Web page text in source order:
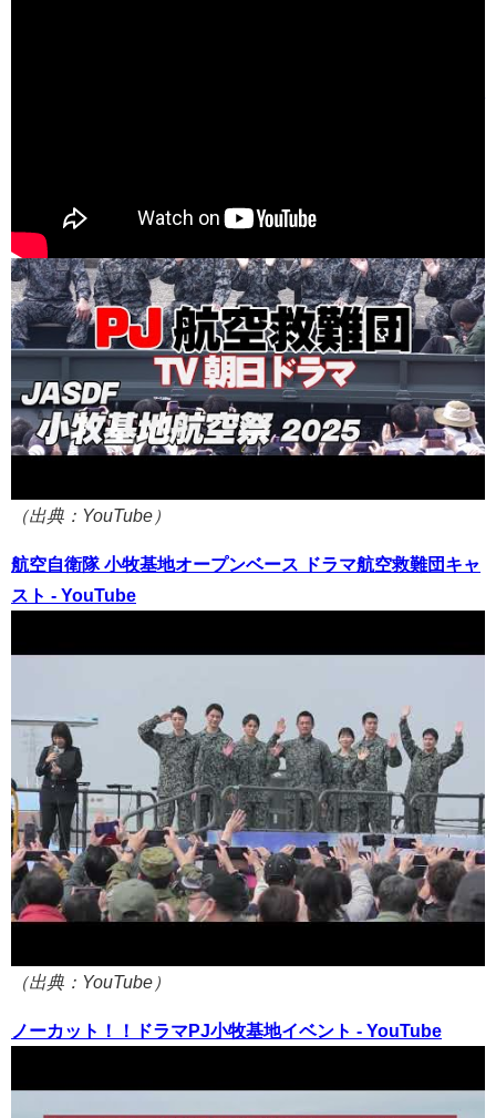
（出典：YouTube）
航空自衛隊 小牧基地オープンベース ドラマ航空救難団キャ
スト - YouTube
（出典：YouTube）
ノーカット！！ドラマPJ小牧基地イベント - YouTube